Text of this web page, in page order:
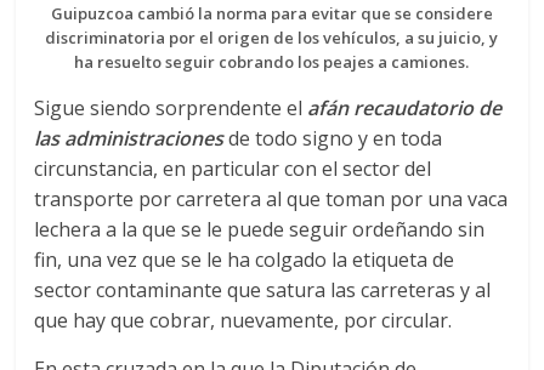
–
T
r
a
Guipuzcoa cambió la norma para evitar que se considere
discriminatoria por el origen de los vehículos, a su juicio, y
ha resuelto seguir cobrando los peajes a camiones.
Sigue siendo sorprendente el afán recaudatorio de
las administracionesde todo signo y en toda
circunstancia, en particular con el sector del
transporte por carretera al que toman por una vaca
lechera a la que se le puede seguir ordeñando sin
fin, una vez que se le ha colgado la etiqueta de
sector contaminante que satura las carreteras y al
que hay que cobrar, nuevamente, por circular.